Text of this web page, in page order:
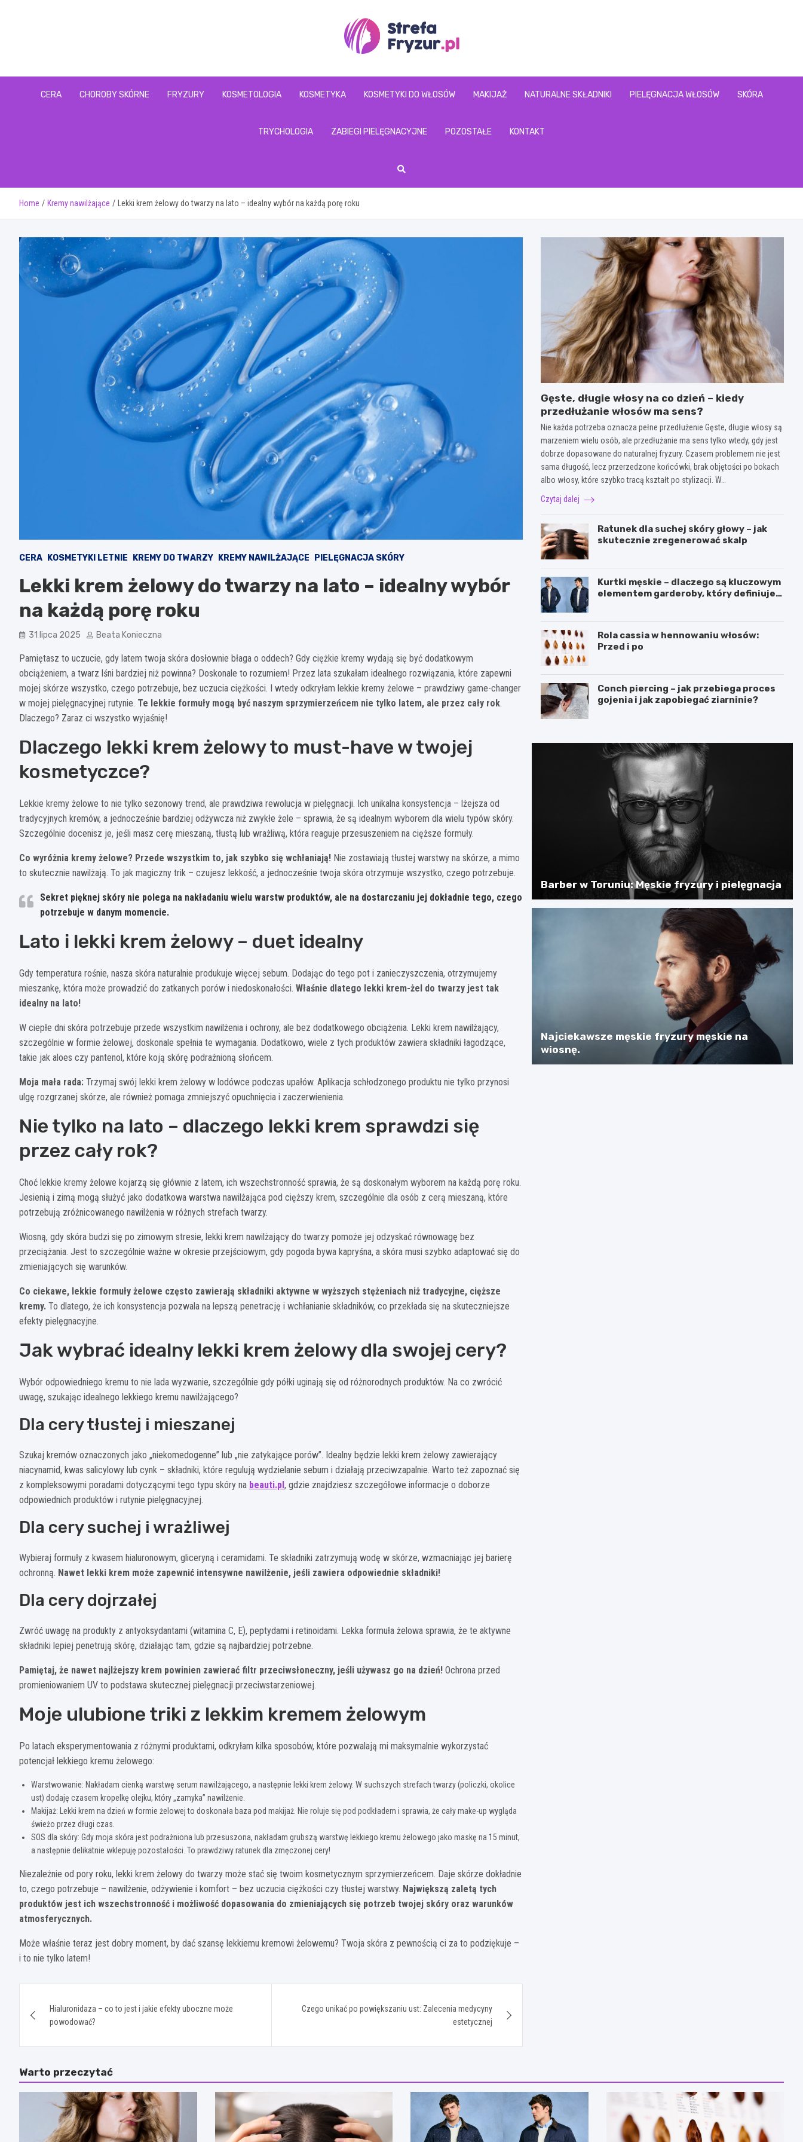
www.strefafryzur.pl
CERA CHOROBY SKÓRNE FRYZURY KOSMETOLOGIA KOSMETYKA KOSMETYKI DO WŁOSÓW MAKIJAŻ NATURALNE SKŁADNIKI PIELĘGNACJA WŁOSÓW SKÓRA
TRYCHOLOGIA ZABIEGI PIELĘGNACYJNE POZOSTAŁE KONTAKT
Home Kremy nawilżające Lekki krem żelowy do twarzy na lato – idealny wybór na każdą porę roku
CERA KOSMETYKI LETNIE KREMY DO TWARZY KREMY NAWILŻAJĄCE PIELĘGNACJA SKÓRY
Lekki krem żelowy do twarzy na lato – idealny wybór
na każdą porę roku
31 lipca 2025 Beata Konieczna
Pamiętasz to uczucie, gdy latem twoja skóra dosłownie błaga o oddech? Gdy ciężkie kremy wydają się być dodatkowym
obciążeniem, a twarz lśni bardziej niż powinna? Doskonale to rozumiem! Przez lata szukałam idealnego rozwiązania, które zapewni
mojej skórze wszystko, czego potrzebuje, bez uczucia ciężkości. I wtedy odkryłam lekkie kremy żelowe – prawdziwy game-changer
w mojej pielęgnacyjnej rutynie. Te lekkie formuły mogą być naszym sprzymierzeńcem nie tylko latem, ale przez cały rok.
Dlaczego? Zaraz ci wszystko wyjaśnię!
Dlaczego lekki krem żelowy to must-have w twojej
kosmetyczce?
Lekkie kremy żelowe to nie tylko sezonowy trend, ale prawdziwa rewolucja w pielęgnacji. Ich unikalna konsystencja – lżejsza od
tradycyjnych kremów, a jednocześnie bardziej odżywcza niż zwykłe żele – sprawia, że są idealnym wyborem dla wielu typów skóry.
Szczególnie docenisz je, jeśli masz cerę mieszaną, tłustą lub wrażliwą, która reaguje przesuszeniem na cięższe formuły.
Co wyróżnia kremy żelowe? Przede wszystkim to, jak szybko się wchłaniają! Nie zostawiają tłustej warstwy na skórze, a mimo
to skutecznie nawilżają. To jak magiczny trik – czujesz lekkość, a jednocześnie twoja skóra otrzymuje wszystko, czego potrzebuje.
Sekret pięknej skóry nie polega na nakładaniu wielu warstw produktów, ale na dostarczaniu jej dokładnie tego, czego
potrzebuje w danym momencie.
Lato i lekki krem żelowy – duet idealny
Gdy temperatura rośnie, nasza skóra naturalnie produkuje więcej sebum. Dodając do tego pot i zanieczyszczenia, otrzymujemy
mieszankę, która może prowadzić do zatkanych porów i niedoskonałości. Właśnie dlatego lekki krem-żel do twarzy jest tak
idealny na lato!
W ciepłe dni skóra potrzebuje przede wszystkim nawilżenia i ochrony, ale bez dodatkowego obciążenia. Lekki krem nawilżający,
szczególnie w formie żelowej, doskonale spełnia te wymagania. Dodatkowo, wiele z tych produktów zawiera składniki łagodzące,
takie jak aloes czy pantenol, które koją skórę podrażnioną słońcem.
Moja mała rada: Trzymaj swój lekki krem żelowy w lodówce podczas upałów. Aplikacja schłodzonego produktu nie tylko przynosi
ulgę rozgrzanej skórze, ale również pomaga zmniejszyć opuchnięcia i zaczerwienienia.
Nie tylko na lato – dlaczego lekki krem sprawdzi się
przez cały rok?
Choć lekkie kremy żelowe kojarzą się głównie z latem, ich wszechstronność sprawia, że są doskonałym wyborem na każdą porę roku.
Jesienią i zimą mogą służyć jako dodatkowa warstwa nawilżająca pod cięższy krem, szczególnie dla osób z cerą mieszaną, które
potrzebują zróżnicowanego nawilżenia w różnych strefach twarzy.
Wiosną, gdy skóra budzi się po zimowym stresie, lekki krem nawilżający do twarzy pomoże jej odzyskać równowagę bez
przeciążania. Jest to szczególnie ważne w okresie przejściowym, gdy pogoda bywa kapryśna, a skóra musi szybko adaptować się do
zmieniających się warunków.
Co ciekawe, lekkie formuły żelowe często zawierają składniki aktywne w wyższych stężeniach niż tradycyjne, cięższe
kremy. To dlatego, że ich konsystencja pozwala na lepszą penetrację i wchłanianie składników, co przekłada się na skuteczniejsze
efekty pielęgnacyjne.
Jak wybrać idealny lekki krem żelowy dla swojej cery?
Wybór odpowiedniego kremu to nie lada wyzwanie, szczególnie gdy półki uginają się od różnorodnych produktów. Na co zwrócić
uwagę, szukając idealnego lekkiego kremu nawilżającego?
Dla cery tłustej i mieszanej
Szukaj kremów oznaczonych jako „niekomedogenne” lub „nie zatykające porów”. Idealny będzie lekki krem żelowy zawierający
niacynamid, kwas salicylowy lub cynk – składniki, które regulują wydzielanie sebum i działają przeciwzapalnie. Warto też zapoznać się
z kompleksowymi poradami dotyczącymi tego typu skóry na beauti.pl, gdzie znajdziesz szczegółowe informacje o doborze
odpowiednich produktów i rutynie pielęgnacyjnej.
Dla cery suchej i wrażliwej
Wybieraj formuły z kwasem hialuronowym, gliceryną i ceramidami. Te składniki zatrzymują wodę w skórze, wzmacniając jej barierę
ochronną. Nawet lekki krem może zapewnić intensywne nawilżenie, jeśli zawiera odpowiednie składniki!
Dla cery dojrzałej
Zwróć uwagę na produkty z antyoksydantami (witamina C, E), peptydami i retinoidami. Lekka formuła żelowa sprawia, że te aktywne
składniki lepiej penetrują skórę, działając tam, gdzie są najbardziej potrzebne.
Pamiętaj, że nawet najlżejszy krem powinien zawierać filtr przeciwsłoneczny, jeśli używasz go na dzień! Ochrona przed
promieniowaniem UV to podstawa skutecznej pielęgnacji przeciwstarzeniowej.
Moje ulubione triki z lekkim kremem żelowym
Po latach eksperymentowania z różnymi produktami, odkryłam kilka sposobów, które pozwalają mi maksymalnie wykorzystać
potencjał lekkiego kremu żelowego:
Warstwowanie: Nakładam cienką warstwę serum nawilżającego, a następnie lekki krem żelowy. W suchszych strefach twarzy (policzki, okolice
ust) dodaję czasem kropelkę olejku, który „zamyka” nawilżenie.
Makijaż: Lekki krem na dzień w formie żelowej to doskonała baza pod makijaż. Nie roluje się pod podkładem i sprawia, że cały make-up wygląda
świeżo przez długi czas.
SOS dla skóry: Gdy moja skóra jest podrażniona lub przesuszona, nakładam grubszą warstwę lekkiego kremu żelowego jako maskę na 15 minut,
a następnie delikatnie wklepuję pozostałości. To prawdziwy ratunek dla zmęczonej cery!
Niezależnie od pory roku, lekki krem żelowy do twarzy może stać się twoim kosmetycznym sprzymierzeńcem. Daje skórze dokładnie
to, czego potrzebuje – nawilżenie, odżywienie i komfort – bez uczucia ciężkości czy tłustej warstwy. Największą zaletą tych
produktów jest ich wszechstronność i możliwość dopasowania do zmieniających się potrzeb twojej skóry oraz warunków
atmosferycznych.
Może właśnie teraz jest dobry moment, by dać szansę lekkiemu kremowi żelowemu? Twoja skóra z pewnością ci za to podziękuje –
i to nie tylko latem!
wpisuHialuronidaza – co to jest i jakie efekty uboczne może
powodować?
Czego unikać po powiększaniu ust: Zalecenia medycyny
estetycznej
Gęste, długie włosy na co dzień – kiedy
przedłużanie włosów ma sens?
Nie każda potrzeba oznacza pełne przedłużenie Gęste, długie włosy są
marzeniem wielu osób, ale przedłużanie ma sens tylko wtedy, gdy jest
dobrze dopasowane do naturalnej fryzury. Czasem problemem nie jest
sama długość, lecz przerzedzone końcówki, brak objętości po bokach
albo włosy, które szybko tracą kształt po stylizacji. W…
Czytaj dalej
Ratunek dla suchej skóry głowy – jak
skutecznie zregenerować skalp
Kurtki męskie – dlaczego są kluczowym
elementem garderoby, który definiuje
Rola cassia w hennowaniu włosów:
Przed i po
Conch piercing – jak przebiega proces
gojenia i jak zapobiegać ziarninie?
Barber w Toruniu: Męskie fryzury i pielęgnacja
Najciekawsze męskie fryzury męskie na
wiosnę.
Warto przeczytać